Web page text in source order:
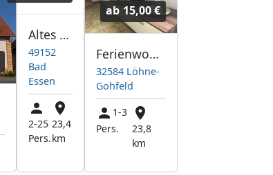
Altes Berghaus Hotel
49152
Bad
Essen
2-25
Pers.
23,4
km
ab 15,00 €
Ferienwohnung "Am Sudbach"
32584 Löhne-
Gohfeld
1-3
Pers.
23,8
km